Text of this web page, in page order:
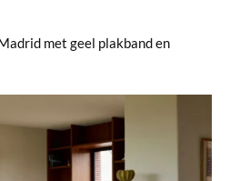
met geel plakband en